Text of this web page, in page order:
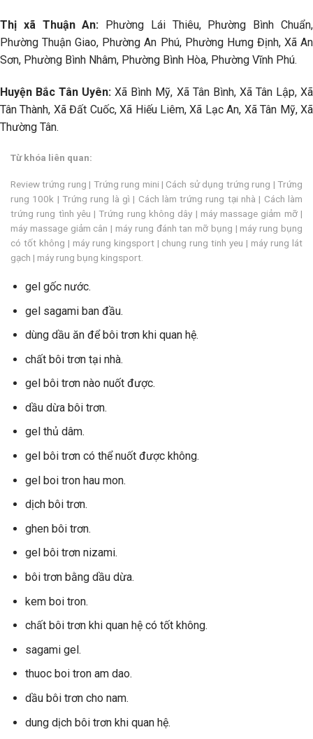
Thị xã Thuận An: Phường Lái Thiêu, Phường Bình Chuẩn,
Phường Thuận Giao, Phường An Phú, Phường Hưng Định, Xã An
Sơn, Phường Bình Nhâm, Phường Bình Hòa, Phường Vĩnh Phú.
Huyện Bắc Tân Uyên: Xã Bình Mỹ, Xã Tân Bình, Xã Tân Lập, Xã
Tân Thành, Xã Đất Cuốc, Xã Hiếu Liêm, Xã Lạc An, Xã Tân Mỹ, Xã
Thường Tân.
Từ khóa liên quan:
Review trứng rung | Trứng rung mini | Cách sử dụng trứng rung | Trứng
rung 100k | Trứng rung là gì | Cách làm trứng rung tại nhà | Cách làm
trứng rung tình yêu | Trứng rung không dây | máy massage giảm mỡ |
máy massage giảm cân | máy rung đánh tan mỡ bụng | máy rung bụng
có tốt không | máy rung kingsport | chung rung tinh yeu | máy rung lát
gạch | máy rung bụng kingsport.
gel gốc nước.
gel sagami ban đầu.
dùng dầu ăn để bôi trơn khi quan hệ.
chất bôi trơn tại nhà.
gel bôi trơn nào nuốt được.
dầu dừa bôi trơn.
gel thủ dâm.
gel bôi trơn có thể nuốt được không.
gel boi tron hau mon.
dịch bôi trơn.
ghen bôi trơn.
gel bôi trơn nizami.
bôi trơn bằng dầu dừa.
kem boi tron.
chất bôi trơn khi quan hệ có tốt không.
sagami gel.
thuoc boi tron am dao.
dầu bôi trơn cho nam.
dung dịch bôi trơn khi quan hệ.